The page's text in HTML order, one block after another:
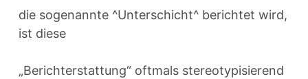
die sogenannte ^Unterschicht^ berichtet wird,
ist diese
„Berichterstattung“ oftmals stereotypisierend